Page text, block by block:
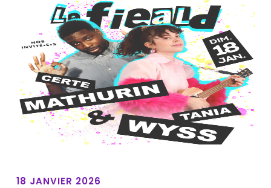
18 JANVIER 2026